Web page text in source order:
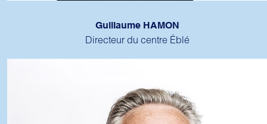
Guillaume HAMON
Directeur du centre Éblé